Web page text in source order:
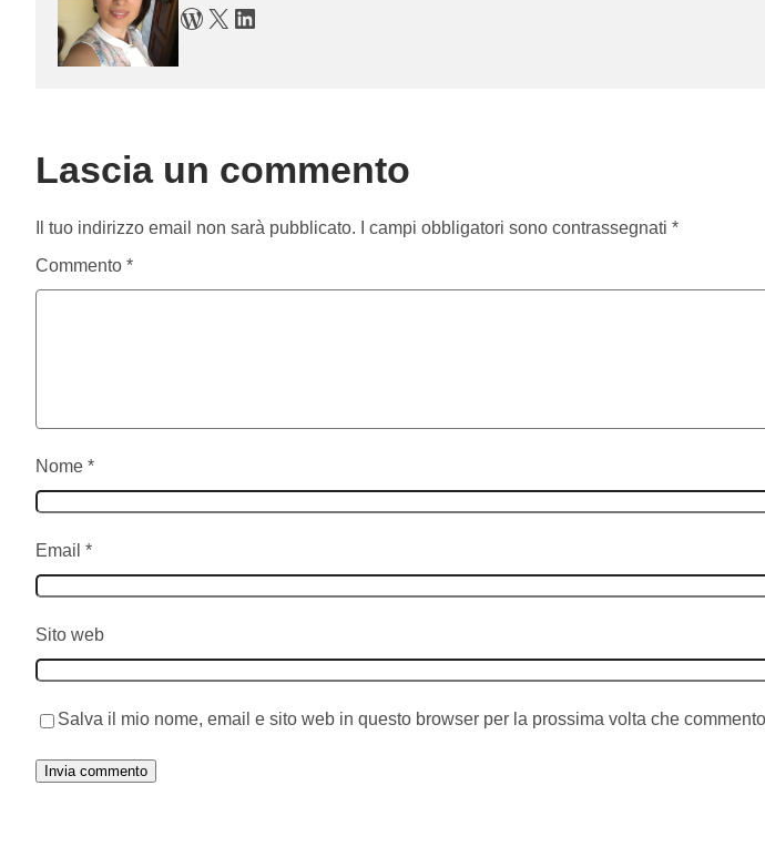
WordPress X LinkedIn
Lascia un commento
Il tuo indirizzo email non sarà pubblicato. I campi obbligatori sono contrassegnati *
Commento *
Nome *
Email *
Sito web
Salva il mio nome, email e sito web in questo browser per la prossima volta che